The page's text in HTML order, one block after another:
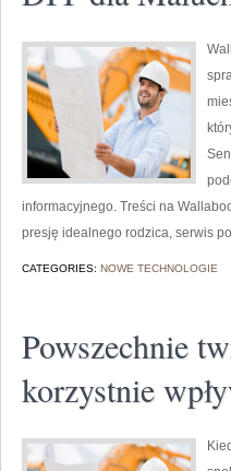
informacyjnego. Treści na
presję idealnego rodzica, serwis
CATEGORIES: NOWE TECHNOLOGIE
Powszechnie
korzystnie